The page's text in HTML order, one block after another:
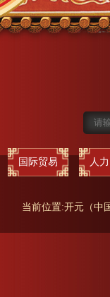
国际贸易 人
当前位置:开元（中